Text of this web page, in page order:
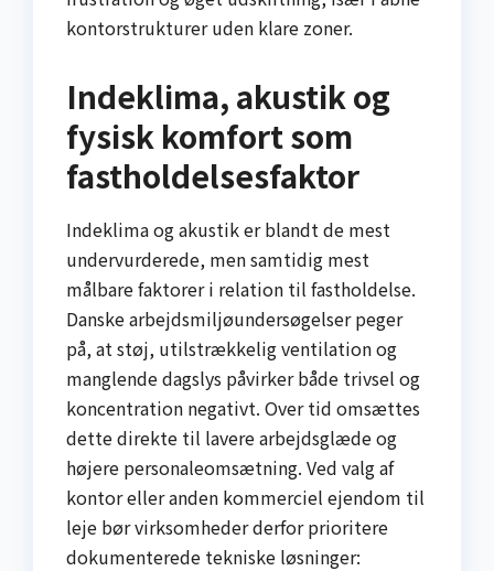
kontorstrukturer uden klare zoner.
Indeklima, akustik og
fysisk komfort som
fastholdelsesfaktor
Indeklima og akustik er blandt de mest
undervurderede, men samtidig mest
målbare faktorer i relation til fastholdelse.
Danske arbejdsmiljøundersøgelser peger
på, at støj, utilstrækkelig ventilation og
manglende dagslys påvirker både trivsel og
koncentration negativt. Over tid omsættes
dette direkte til lavere arbejdsglæde og
højere personaleomsætning. Ved valg af
kontor eller anden kommerciel ejendom til
leje bør virksomheder derfor prioritere
dokumenterede tekniske løsninger: